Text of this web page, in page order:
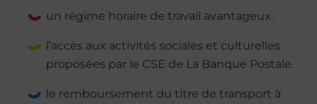
un régime horaire de travail avantageux.
l’accès aux activités sociales et culturelles
proposées par le CSE de La Banque Postale.
le remboursement du titre de transport à